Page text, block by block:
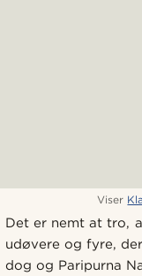
Viser
Det er nemt at tro,
udøvere og fyre,
dog og Paripurna